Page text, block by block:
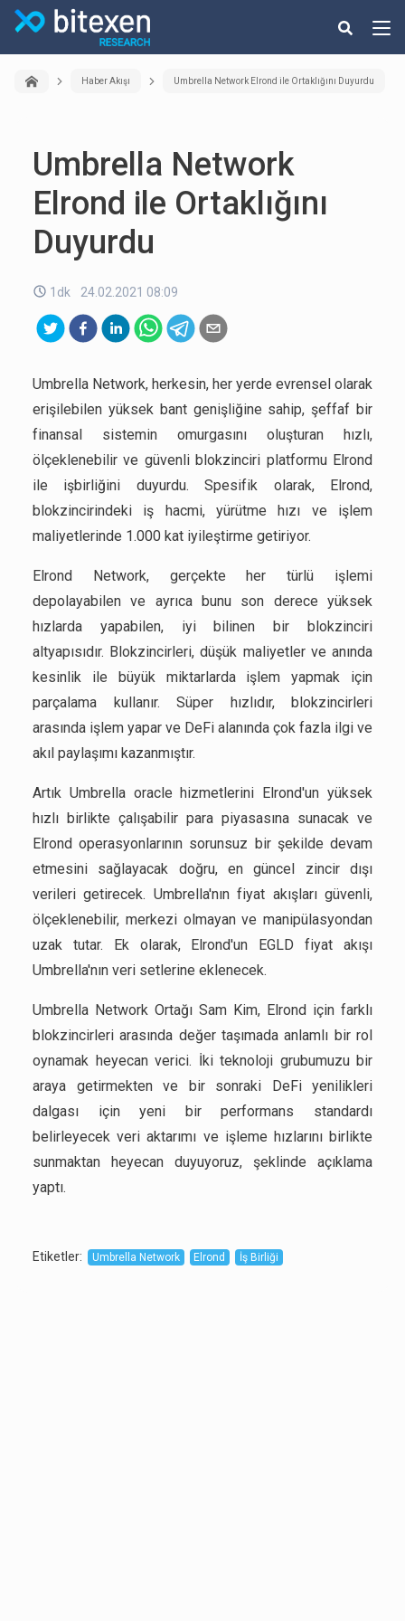
Haber Akışı Umbrella Network Elrond ile Ortaklığını Duyurdu
Umbrella Network
Elrond ile Ortaklığını
Duyurdu
1dk 24.02.2021 08:09
Umbrella Network, herkesin, her yerde evrensel olarak
erişilebilen yüksek bant genişliğine sahip, şeffaf bir
finansal sistemin omurgasını oluşturan hızlı,
ölçeklenebilir ve güvenli blokzinciri platformu Elrond
ile işbirliğini duyurdu. Spesifik olarak, Elrond,
blokzincirindeki iş hacmi, yürütme hızı ve işlem
maliyetlerinde 1.000 kat iyileştirme getiriyor.
Elrond Network, gerçekte her türlü işlemi
depolayabilen ve ayrıca bunu son derece yüksek
hızlarda yapabilen, iyi bilinen bir blokzinciri
altyapısıdır. Blokzincirleri, düşük maliyetler ve anında
kesinlik ile büyük miktarlarda işlem yapmak için
parçalama kullanır. Süper hızlıdır, blokzincirleri
arasında işlem yapar ve DeFi alanında çok fazla ilgi ve
akıl paylaşımı kazanmıştır.
Artık Umbrella oracle hizmetlerini Elrond'un yüksek
hızlı birlikte çalışabilir para piyasasına sunacak ve
Elrond operasyonlarının sorunsuz bir şekilde devam
etmesini sağlayacak doğru, en güncel zincir dışı
verileri getirecek. Umbrella'nın fiyat akışları güvenli,
ölçeklenebilir, merkezi olmayan ve manipülasyondan
uzak tutar. Ek olarak, Elrond'un EGLD fiyat akışı
Umbrella'nın veri setlerine eklenecek.
Umbrella Network Ortağı Sam Kim, Elrond için farklı
blokzincirleri arasında değer taşımada anlamlı bir rol
oynamak heyecan verici. İki teknoloji grubumuzu bir
araya getirmekten ve bir sonraki DeFi yenilikleri
dalgası için yeni bir performans standardı
belirleyecek veri aktarımı ve işleme hızlarını birlikte
sunmaktan heyecan duyuyoruz, şeklinde açıklama
yaptı.
Etiketler: Umbrella Network Elrond İş Birliği